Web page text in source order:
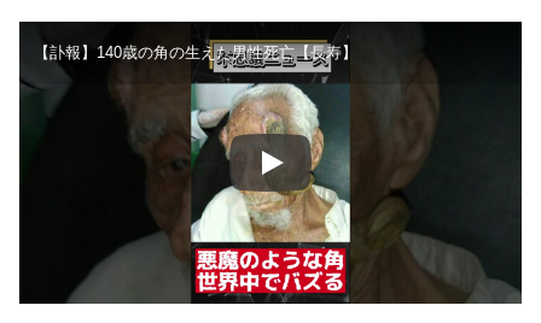
【訃報】140歳の角の生えた男性死亡【長寿】